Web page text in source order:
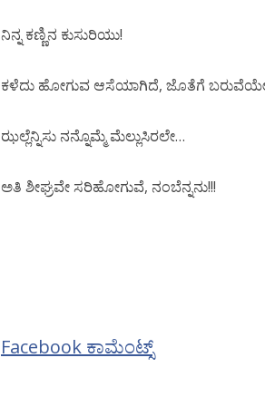
ನಿನ್ನ ಕಣ್ಣಿನ ಕುಸುರಿಯು!
ಕಳೆದು ಹೋಗುವ ಆಸೆಯಾಗಿದೆ, ಜೊತೆಗೆ
ಝಲ್ಲೆನ್ನಿಸು ನನ್ನೊಮ್ಮೆ ಮೆಲ್ಲುಸಿರಲೇ…
ಅತಿ ಶೀಘ್ರವೇಸರಿಹೋಗುವೆ, ನಂಬೆನ್ನನು!!!
Facebook ಕಾಮೆಂಟ್ಸ್